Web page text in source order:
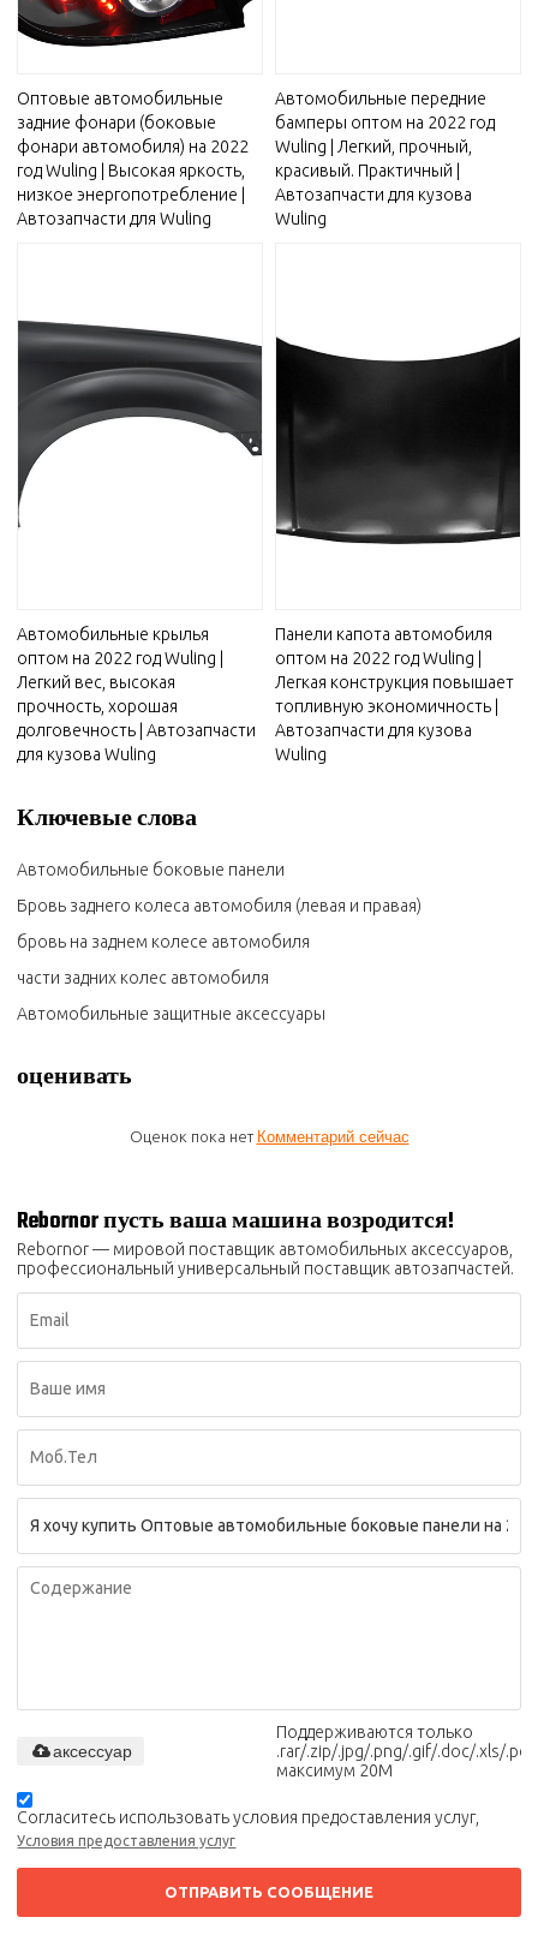
Оптовые автомобильные
задние фонари (боковые
фонари автомобиля) на 2022
год Wuling | Высокая яркость,
низкое энергопотребление |
Автозапчасти для Wuling
Автомобильные передние
бамперы оптом на 2022 год
Wuling | Легкий, прочный,
красивый. Практичный |
Автозапчасти для кузова
Wuling
Автомобильные крылья
оптом на 2022 год Wuling |
Легкий вес, высокая
прочность, хорошая
долговечность | Автозапчасти
для кузова Wuling
Панели капота автомобиля
оптом на 2022 год Wuling |
Легкая конструкция повышает
топливную экономичность |
Автозапчасти для кузова
Wuling
Ключевые слова
Автомобильные боковые панели
Бровь заднего колеса автомобиля (левая и правая)
бровь на заднем колесе автомобиля
части задних колес автомобиля
Автомобильные защитные аксессуары
оценивать
Оценок пока нет Комментарий сейчас
Rebornor пусть ваша машина возродится!
Rebornor — мировой поставщик автомобильных аксессуаров,
профессиональный универсальный поставщик автозапчастей.
Поддерживаются только
.rar/.zip/.jpg/.png/.gif/.doc/.xls/.pdf,
максимум 20M
аксессуар
Согласитесь использовать условия предоставления услуг,
Условия предоставления услуг
ОТПРАВИТЬ СООБЩЕНИЕ